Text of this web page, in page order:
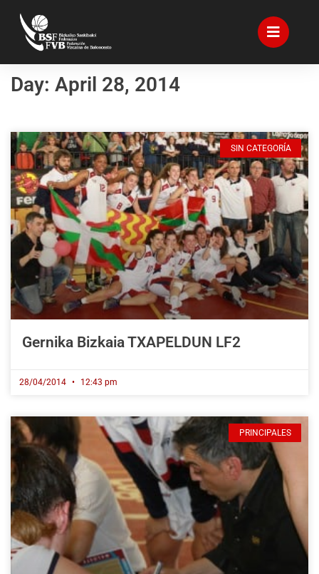
Day: April 28, 2014
SIN CATEGORÍA
Gernika Bizkaia TXAPELDUN LF2
28/04/2014 12:43 pm
PRINCIPALES